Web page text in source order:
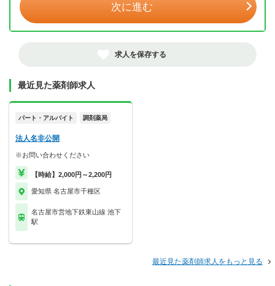
次に進む
求人を保存する
最近見た薬剤師求人
パート・アルバイト 調剤薬局
法人名非公開
※お問い合わせください
【時給】2,000円～2,200円
愛知県 名古屋市千種区
名古屋市営地下鉄東山線 池下
駅
最近見た薬剤師求人をもっと見る